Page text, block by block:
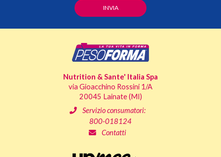
Nutrition & Sante' Italia Spa
via Gioacchino Rossini 1/A
20045 Lainate (MI)
Servizio consumatori:
800-018124
Contatti